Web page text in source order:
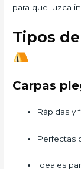
para que luzca
Tipos
Carpas
Rápidas y
Perfectas
Ideales